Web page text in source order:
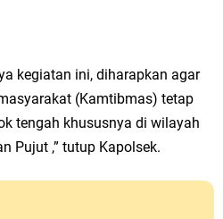
kegiatan ini, diharapkan agar
(Kamtibmas) tetap
tengah khususnya di wilayah
Pujut ,” tutup Kapolsek.